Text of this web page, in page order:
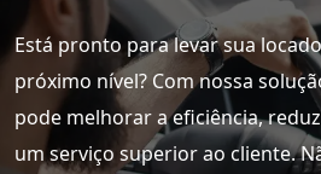
Está pronto para levar sua
próximo nível? Com nossa
pode melhorar a eficiência,
um serviço superior ao cliente.